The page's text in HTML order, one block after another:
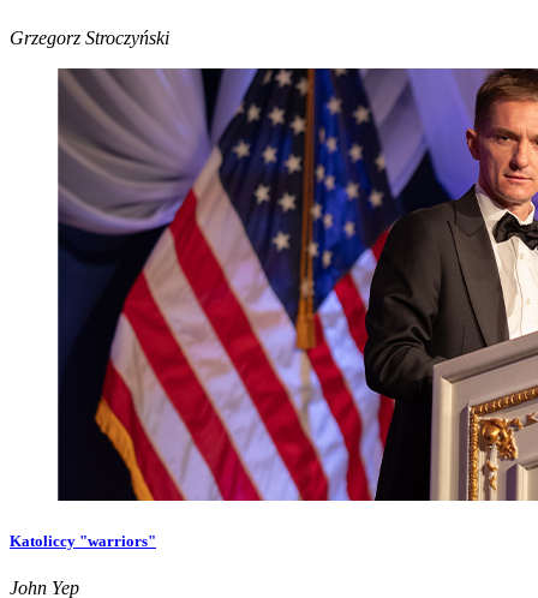
Grzegorz Stroczyński
Katoliccy "warriors"
John Yep